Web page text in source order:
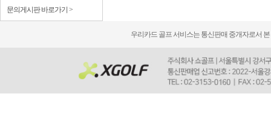
문의게시판 바로가기 >
우리카드 골프 서비스는 통신판매 중개자로서